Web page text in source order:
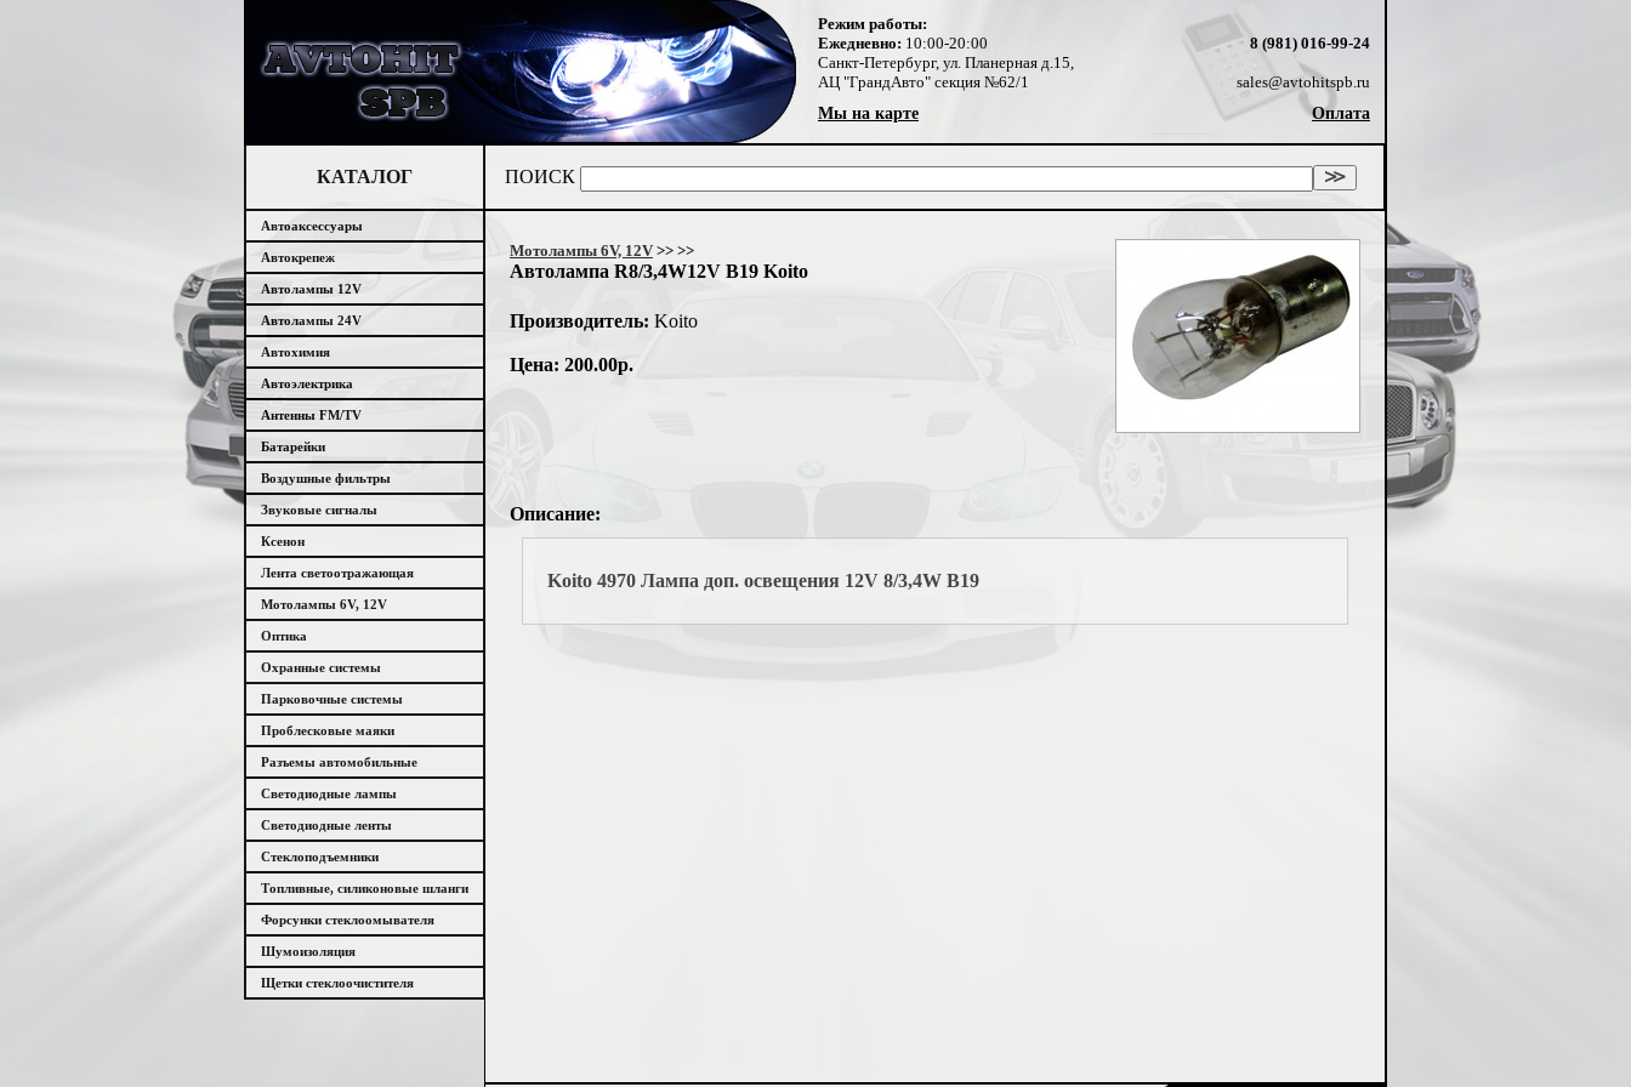
Режим работы:
Ежедневно: 10:00-20:00
Санкт-Петербург, ул. Планерная д.15,
АЦ "ГрандАвто" секция №62/1
Мы на карте
8 (981) 016-99-24
sales@avtohitspb.ru
Оплата
КАТАЛОГ
Автоаксессуары
Автокрепеж
Автолампы 12V
Автолампы 24V
Автохимия
Автоэлектрика
Антенны FM/TV
Батарейки
Воздушные фильтры
Звуковые сигналы
Ксенон
Лента светоотражающая
Мотолампы 6V, 12V
Оптика
Охранные системы
Парковочные системы
Проблесковые маяки
Разъемы автомобильные
Светодиодные лампы
Светодиодные ленты
Стеклоподъемники
Топливные, силиконовые шланги
Форсунки стеклоомывателя
Шумоизоляция
Щетки стеклоочистителя
ПОИСК
Мотолампы 6V, 12V >> >>
Автолампа R8/3,4W12V B19 Koito
Производитель: Koito
Цена: 200.00р.
Описание:
Koito 4970 Лампа доп. освещения 12V 8/3,4W B19